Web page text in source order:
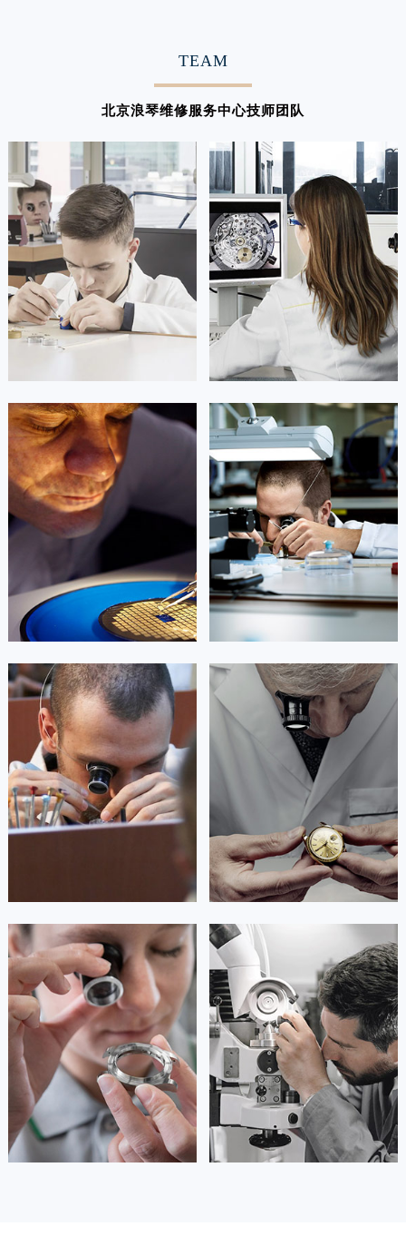
TEAM
北京浪琴维修服务中心技师团队
凯罗尔·切尔西
资深浪琴技师
是北京市朝阳区浪琴维修服务中心
(北京浪琴维修服务点)
的高级技师之一
Beijing 浪琴 Maintain center
北京市东城区浪琴维修
达芙妮·克劳迪娅
资深浪琴技师
是北京市东城区浪琴维修服务中心
(北京浪琴维修服务点)
的高级技师之一
Beijing 浪琴 Maintain center
 北京市东城区浪琴维修
杰登·奥斯卡里昂
资深浪琴技师
是北京西城区浪琴维修服务中心
(北京浪琴维修服务点)
的高级技师之一
Beijing 浪琴 Maintain center
 北京西城区浪琴维修
查尔斯·彼得艾伯特
资深浪琴技师
是北京丰台区浪琴维修服务中心
(北京浪琴维修服务点)
的高级技师之一
Beijing 浪琴 Maintain center
 北京丰台区浪琴维修
安尼塔·阿普里尔
资深浪琴技师
是北京石景山区浪琴维修服务中心
(北京浪琴维修服务点)
的高级技师之一
Beijing 浪琴 Maintain center
 北京石景山区浪琴维修
贝亚特·布兰奇
资深浪琴技师
是北京海淀区浪琴维修服务中心
(北京浪琴维修服务点)
的高级技师之一
Beijing 浪琴 Maintain center
 北京海淀区浪琴维修